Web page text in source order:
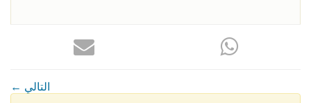
← التالي